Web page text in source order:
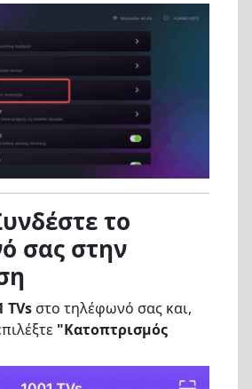
το
σας στην
TVs στο τηλέφωνό σας και,
"Κατοπτρισμός